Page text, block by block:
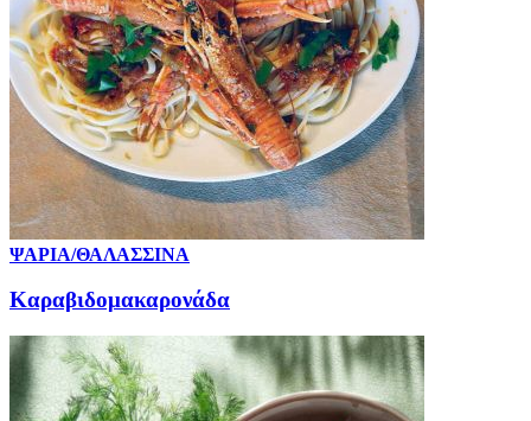
ΨΑΡΙΑ/ΘΑΛΑΣΣΙΝΑ
Καραβιδομακαρονάδα